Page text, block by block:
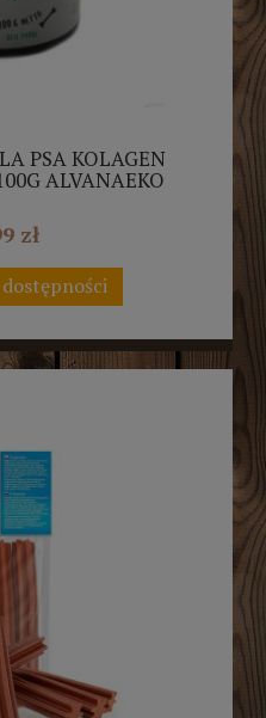
PSA KOLAGEN
ALVANAEKO
zł